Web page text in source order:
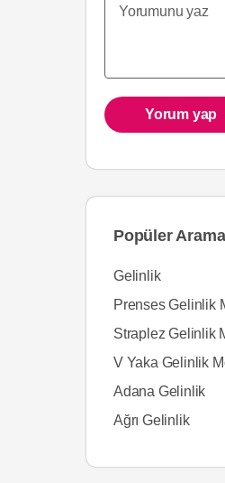
Yorum yap
Popüler
Gelinlik
Prenses Gelinlik
Straplez Gelinlik
V Yaka Gelinlik
Adana Gelinlik
Ağrı Gelinlik